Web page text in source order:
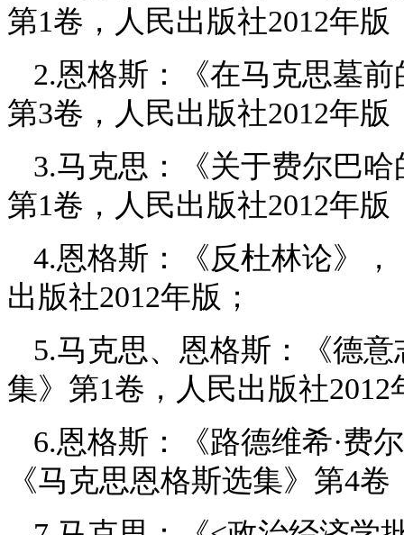
第1卷，人民出版社2012年版
2.恩格斯：《在马克思墓
第3卷，人民出版社2012年版
3.马克思：《关于费尔巴
第1卷，人民出版社2012年版
4.恩格斯：《反杜林论》
出版社2012年版；
5.马克思、恩格斯：《德
集》第1卷，人民出版社2012
6.恩格斯：《路德维希·费
《马克思恩格斯选集》第4